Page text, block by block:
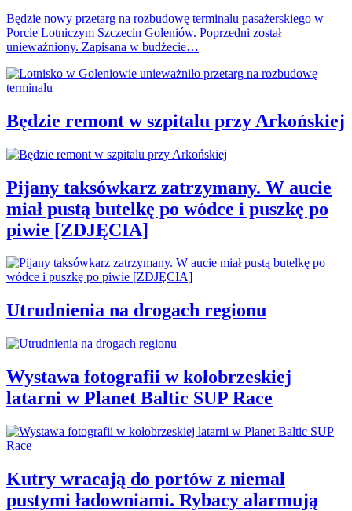
Będzie nowy przetarg na rozbudowę terminalu pasażerskiego w
Porcie Lotniczym Szczecin Goleniów. Poprzedni został
unieważniony. Zapisana w budżecie…
Będzie remont w szpitalu przy Arkońskiej
Pijany taksówkarz zatrzymany. W aucie
miał pustą butelkę po wódce i puszkę po
piwie [ZDJĘCIA]
Utrudnienia na drogach regionu
Wystawa fotografii w kołobrzeskiej
latarni w Planet Baltic SUP Race
Kutry wracają do portów z niemal
pustymi ładowniami. Rybacy alarmują